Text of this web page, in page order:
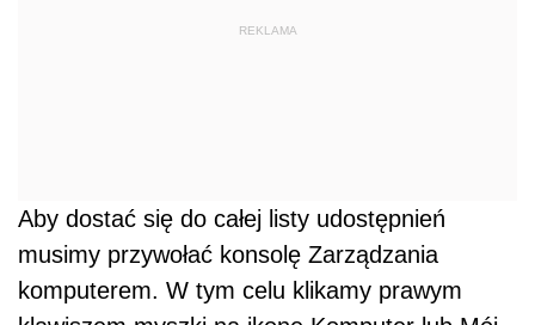
REKLAMA
Aby dostać się do całej listy udostępnień
musimy przywołać konsolę Zarządzania
komputerem. W tym celu klikamy prawym